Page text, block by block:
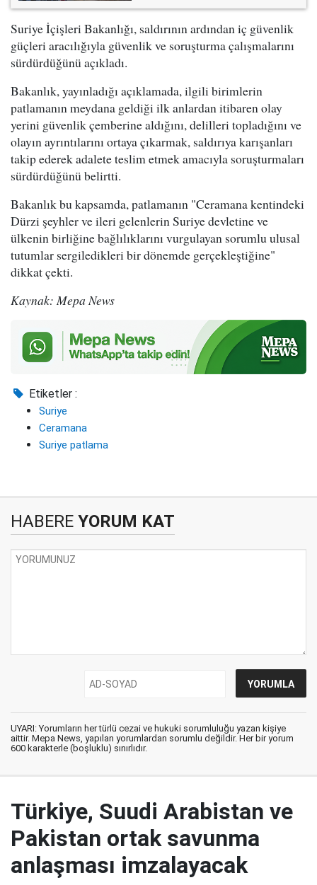
Suriye İçişleri Bakanlığı, saldırının ardından iç güvenlik
güçleri aracılığıyla güvenlik ve soruşturma çalışmalarını
sürdürdüğünü açıkladı.
Bakanlık, yayınladığı açıklamada, ilgili birimlerin
patlamanın meydana geldiği ilk anlardan itibaren olay
yerini güvenlik çemberine aldığını, delilleri topladığını ve
olayın ayrıntılarını ortaya çıkarmak, saldırıya karışanları
takip ederek adalete teslim etmek amacıyla soruşturmaları
sürdürdüğünü belirtti.
Bakanlık bu kapsamda, patlamanın "Ceramana kentindeki
Dürzi şeyhler ve ileri gelenlerin Suriye devletine ve
ülkenin birliğine bağlılıklarını vurgulayan sorumlu ulusal
tutumlar sergiledikleri bir dönemde gerçekleştiğine"
dikkat çekti.
Kaynak: Mepa News
Etiketler :
Suriye
Ceramana
Suriye patlama
HABERE YORUM KAT
UYARI: Yorumların her türlü cezai ve hukuki sorumluluğu yazan kişiye
aittir. Mepa News, yapılan yorumlardan sorumlu değildir. Her bir yorum
600 karakterle (boşluklu) sınırlıdır.
Türkiye, Suudi Arabistan ve
Pakistan ortak savunma
anlaşması imzalayacak